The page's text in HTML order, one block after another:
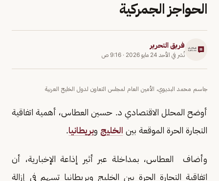
الحواجز الجمركية
فريق التحرير
نُشر في الأحد 24 مايو 2026 · 9:16 ص
جاسم محمد البديوي، الأمين العام لمجلس التعاون لدول الخليج العربية
أوضح المحلل الاقتصادي د. حسين العطاس، أهمية اتفاقية
التجارة الحرة الموقعة بين الخليج وبريطانيا.
وأضاف العطاس، بمداخلة عبر أثير إذاعة الإخبارية، أن
اتفاقية التجارة الحرة بين الخليج وبريطانيا تسهم في إزالة